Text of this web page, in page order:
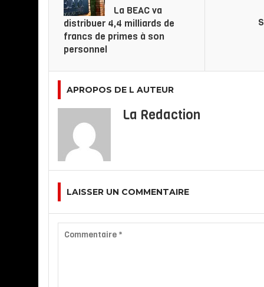
La BEAC va
distribuer 4,4 milliards de
francs de primes à son
personnel
APROPOS DE L AUTEUR
La Redaction
LAISSER UN COMMENTAIRE